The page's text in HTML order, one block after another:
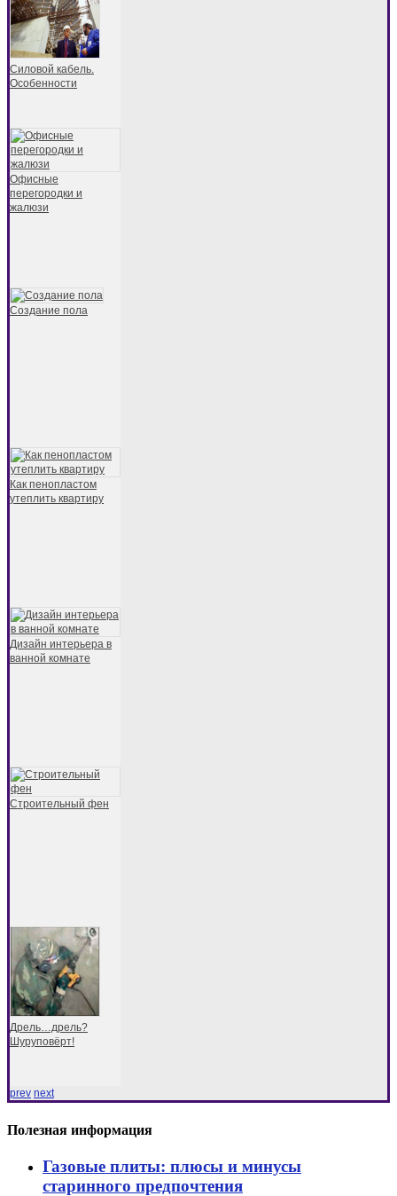
Силовой кабель.
Особенности
Офисные
перегородки и
жалюзи
Создание пола
Как пенопластом
утеплить квартиру
Дизайн интерьера в
ванной комнате
Строительный фен
Дрель…дрель?
Шуруповёрт!
prev next
Полезная информация
Газовые плиты: плюсы и минусы
старинного предпочтения